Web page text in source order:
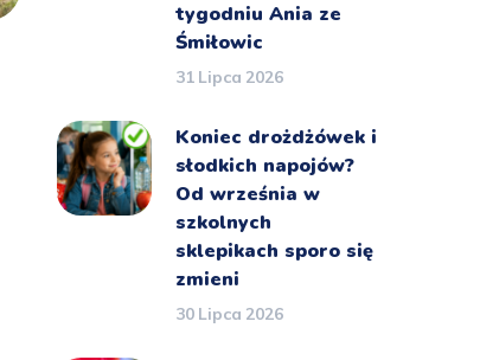
tygodniu Ania ze
Śmiłowic
31 Lipca 2026
Koniec drożdżówek i
słodkich napojów?
Od września w
szkolnych
sklepikach sporo się
zmieni
30 Lipca 2026